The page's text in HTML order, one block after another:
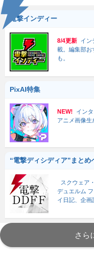
電撃インディー
8/4更新 イン
載。編集部お
も。
PixAI特集
NEW!
イン
アニメ画像生
“電撃ディシディア”まとめ
スクウェア
デュエルム
イ日記、企画
さら